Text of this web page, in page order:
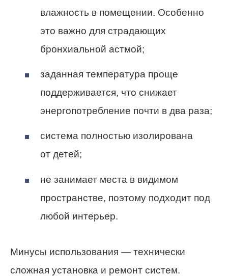
влажность в помещении. Особенно
это важно для страдающих
бронхиальной астмой;
заданная температура проще
поддерживается, что снижает
энергопотребление почти в два раза;
система полностью изолирована
от детей;
не занимает места в видимом
пространстве, поэтому подходит под
любой интерьер.
Минусы использования — технически
сложная установка и ремонт систем.